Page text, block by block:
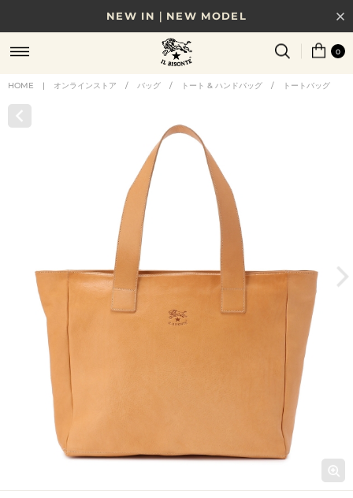
NEW IN｜NEW MODEL
8/17(月)10時まで｜税込11,000円以上で送料無料
贈る相手やシーンから選べる、新しいギフトガイド
0
HOME | オンラインストア / バッグ / トート & ハンドバッグ / トートバッグ